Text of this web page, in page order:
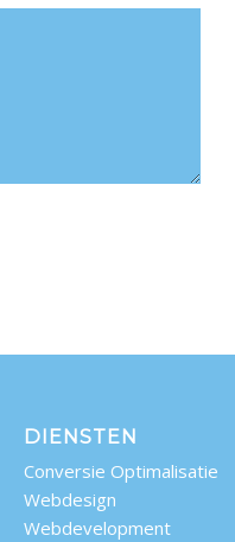
DIENSTEN
Conversie Optimalisatie
Webdesign
Webdevelopment